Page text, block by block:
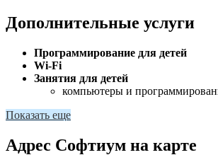
Дополнительные услуги
Программирование для детей
Wi-Fi
Занятия для детей
компьютеры и
Показать еще
Адрес Софтиум на карте